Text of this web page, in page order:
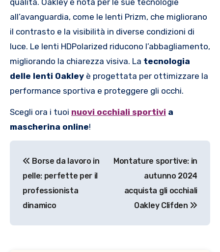
all’avanguardia, come le lenti Prizm, che migliorano
il contrasto e la visibilità in diverse condizioni di
luce. Le lenti HDPolarized riducono l’abbagliamento,
migliorando la chiarezza visiva. La tecnologia
delle lenti Oakley è progettata per ottimizzare la
performance sportiva e proteggere gli occhi.
Scegli ora i tuoi nuovi occhiali sportivi a
mascherina online!
articoli
Borse da lavoro in
pelle: perfette per il
professionista
dinamico
Montature sportive: in
autunno 2024
acquista gli occhiali
Oakley Clifden